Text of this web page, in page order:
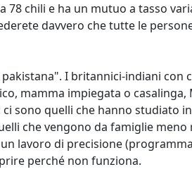
chili e ha un mutuo a tasso
davvero che tutte le
I britannici-indiani con
mamma impiegata o casalinga,
sono quelli che hanno studiato
che vengono da famiglie
lavoro di precisione
perché non funziona.